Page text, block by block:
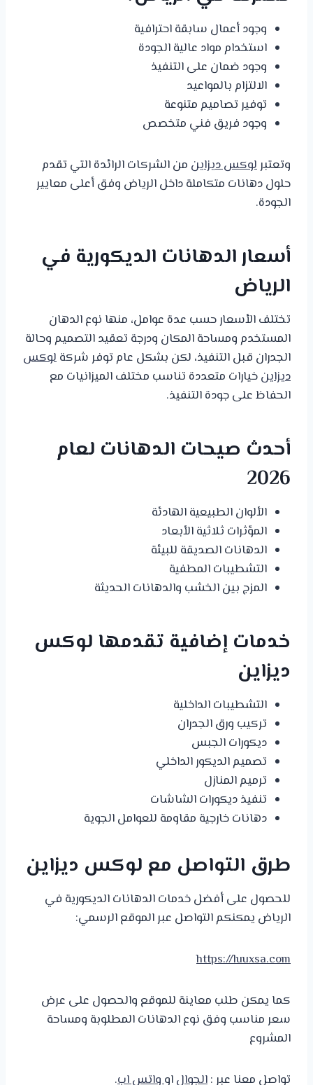
وجود أعمال سابقة احترافية
استخدام مواد عالية الجودة
وجود ضمان على التنفيذ
الالتزام بالمواعيد
توفير تصاميم متنوعة
وجود فريق فني متخصص
وتعتبرلوكس ديزاين من الشركات الرائدة التي تقدم
حلول دهانات متكاملة داخل الرياض وفق أعلى معايير
الجودة.
أسعار الدهانات الديكورية في
الرياض
تختلف الأسعار حسب عدة عوامل، منها نوع الدهان
المستخدم ومساحة المكان ودرجة تعقيد التصميم وحالة
الجدران قبل التنفيذ، لكن بشكل عام توفر شركةلوكس
ديزاينخيارات متعددة تناسب مختلف الميزانيات مع
الحفاظ على جودة التنفيذ.
أحدث صيحات الدهانات لعام
2026
الألوان الطبيعية الهادئة
المؤثرات ثلاثية الأبعاد
الدهانات الصديقة للبيئة
التشطيبات المطفية
المزج بين الخشب والدهانات الحديثة
خدمات إضافية تقدمها لوكس
ديزاين
التشطيبات الداخلية
تركيب ورق الجدران
ديكورات الجبس
تصميم الديكور الداخلي
ترميم المنازل
تنفيذ ديكورات الشاشات
دهانات خارجية مقاومة للعوامل الجوية
طرق التواصل مع لوكس ديزاين
للحصول على أفضل خدمات الدهانات الديكورية في
الرياض يمكنكم التواصل عبر الموقع الرسمي:
https://luuxsa.com
كما يمكن طلب معاينة للموقع والحصول على عرض
سعر مناسب وفق نوع الدهانات المطلوبة ومساحة
المشروع
تواصل معنا عبر :الجوالاوواتس اب.